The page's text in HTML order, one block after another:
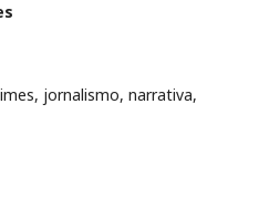
jornalismo, narrativa,